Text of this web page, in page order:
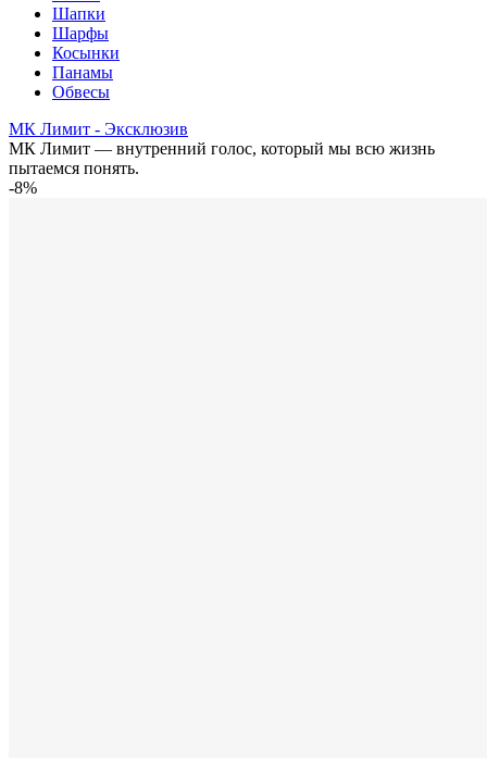
Шапки
Шарфы
Косынки
Панамы
Обвесы
МК Лимит - Эксклюзив
МК Лимит — внутренний голос, который мы всю жизнь
пытаемся понять.
-8%